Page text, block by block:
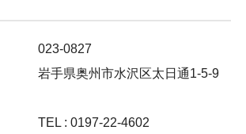
023-0827
岩手県奥州市水沢区太日通1-5-9
TEL : 0197-22-4602